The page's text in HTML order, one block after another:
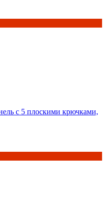
с 5 плоскими крючками,